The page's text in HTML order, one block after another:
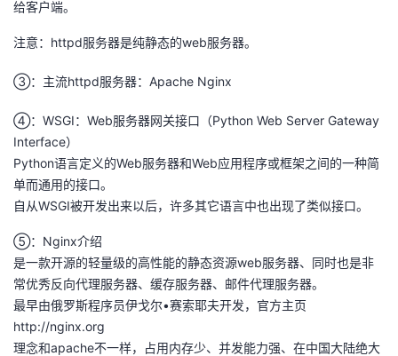
我
的
博
客
我
的
论
坛
我
的
圈
子
我
的
直
播
我
的
活
我
的
我
给客户端。
注意：httpd服务器是纯静态的web服务器。
③：主流httpd服务器：Apache Nginx
④：WSGI：Web服务器网关接口（Python Web Server Gateway
Interface）
Python语言定义的Web服务器和Web应用程序或框架之间的一种简
单而通用的接口。
自从WSGI被开发出来以后，许多其它语言中也出现了类似接口。
⑤：Nginx介绍
是一款开源的轻量级的高性能的静态资源web服务器、同时也是非
常优秀反向代理服务器、缓存服务器、邮件代理服务器。
最早由俄罗斯程序员伊戈尔•赛索耶夫开发，官方主页
http://nginx.org
理念和apache不一样，占用内存少、并发能力强、在中国大陆绝大